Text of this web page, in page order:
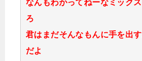
なんもわかってねーなミック
ろ
君はまだそんなもんに手を出
だよ